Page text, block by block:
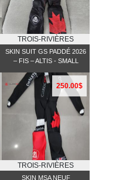
TROIS-RIVIÈRES
SKIN SUIT GS PADDÉ 2026
– FIS – ALTIS - SMALL
250.00$
TROIS-RIVIÈRES
SKIN MSA NEUF